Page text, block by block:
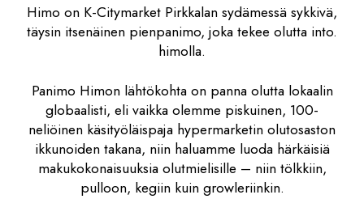
Himo on K-Citymarket Pirkkalan sydämessä sykkivä,
täysin itsenäinen pienpanimo, joka tekee olutta into.
himolla.
Panimo Himon lähtökohta on panna olutta lokaalin
globaalisti, eli vaikka olemme piskuinen, 100-
neliöinen käsityöläispaja hypermarketin olutosaston
ikkunoiden takana, niin haluamme luoda härkäisiä
makukokonaisuuksia olutmielisille – niin tölkkiin,
pulloon, kegiin kuin growleriinkin.